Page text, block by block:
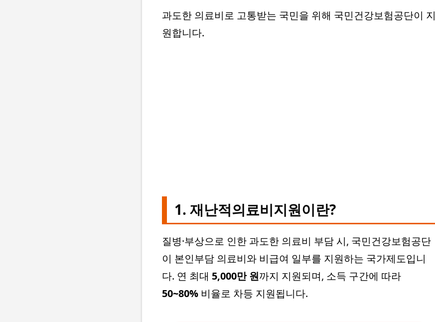
과도한 의료비로 고통받는 국민을 위해 국민건강보험공단이 지
원합니다.
1. 재난적의료비지원이란?
질병·부상으로 인한 과도한 의료비 부담 시, 국민건강보험공단
이 본인부담 의료비와 비급여 일부를 지원하는 국가제도입니
다. 연 최대 5,000만 원까지 지원되며, 소득 구간에 따라
50~80% 비율로 차등 지원됩니다.